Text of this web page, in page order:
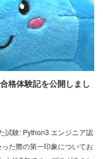
格体験記を公開しまし
試験: Python3 エンジニア認
た際の第一印象についてお